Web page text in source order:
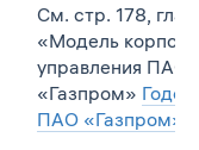
См. стр. 178,
«Модель
управления ПАО
«Газпром»
ПАО «Газпром»